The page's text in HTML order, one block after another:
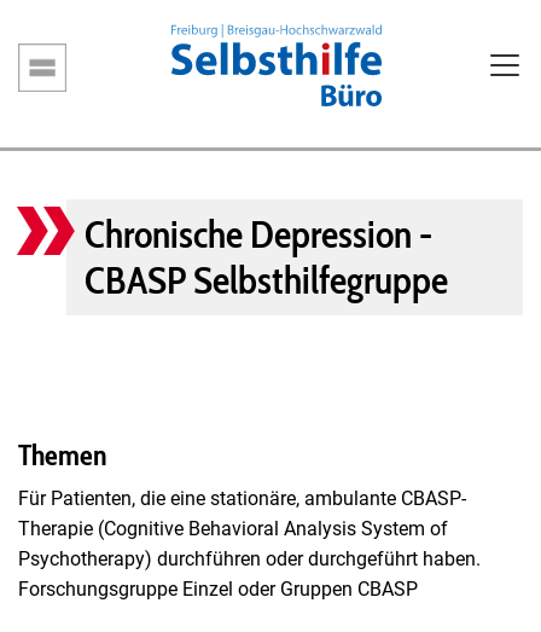
zum
Inhalt
Hauptnavigation
Chronische Depression -
CBASP Selbsthilfegruppe
Themen
Für Patienten, die eine stationäre, ambulante CBASP-
Therapie (Cognitive Behavioral Analysis System of
Psychotherapy) durchführen oder durchgeführt haben.
Forschungsgruppe Einzel oder Gruppen CBASP